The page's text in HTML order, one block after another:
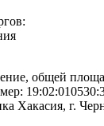
общей
Хакасия, г.